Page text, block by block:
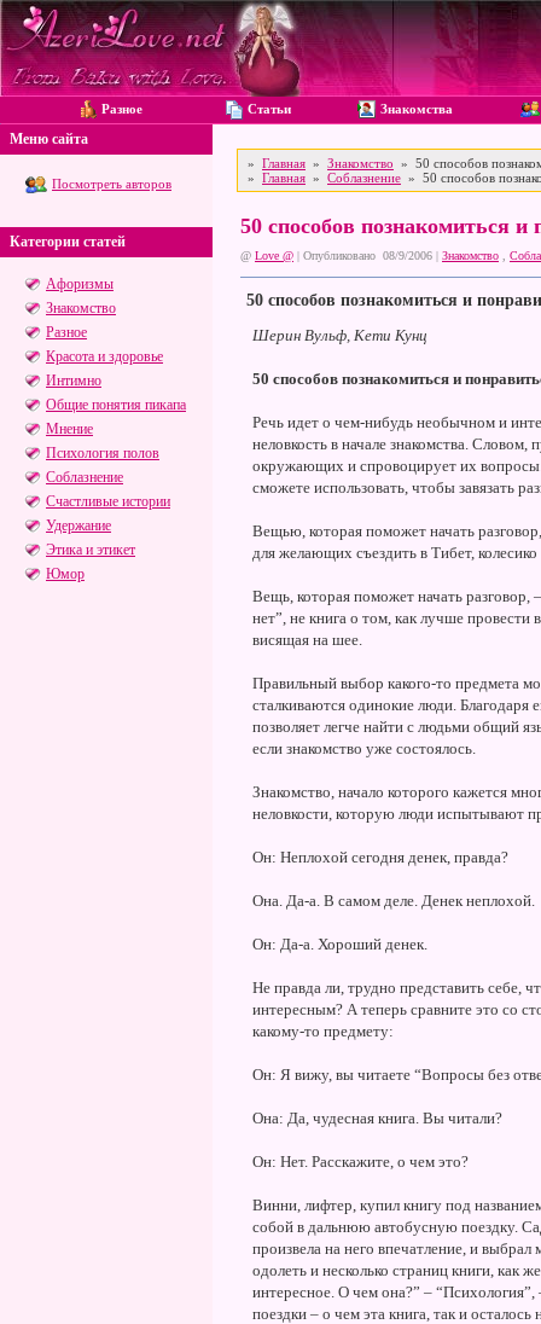
Разное Статьи Знакомства
Меню сайта
Посмотреть авторов
Категории статей
Афоризмы
Знакомство
Разное
Красота и здоровье
Интимно
Общие понятия пикапа
Мнение
Психология полов
Соблазнение
Счастливые истории
Удержание
Этика и этикет
Юмор
» Главная » Знакомство » 50 способов
» Главная » Соблазнение » 50 способов
50 способов познакомиться и
@ Love @ | Опубликовано 08/9/2006 | Знакомство
50 способов познакомиться и
Шерин Вульф, Кети Кунц
50 способов познакомиться и
Речь идет о чем-нибудь необычном и
неловкость в начале знакомства. Словом,
окружающих и спровоцирует их
сможете использовать, чтобы завязать
Вещью, которая поможет начать
для желающих съездить в Тибет,
Вещь, которая поможет начать
нет”, не книга о том, как лучше
висящая на шее.
Правильный выбор какого-то предмета
сталкиваются одинокие люди. Благодаря
позволяет легче найти с людьми общий
если знакомство уже состоялось.
Знакомство, начало которого кажется
неловкости, которую люди испытывают
Он: Неплохой сегодня денек, правда?
Она. Да-а. В самом деле. Денек неплохой.
Он: Да-а. Хороший денек.
Не правда ли, трудно представить себе,
интересным? А теперь сравните это со
какому-то предмету:
Он: Я вижу, вы читаете “Вопросы без
Она: Да, чудесная книга. Вы читали?
Он: Нет. Расскажите, о чем это?
Винни, лифтер, купил книгу под
собой в дальнюю автобусную поездку.
произвела на него впечатление, и
одолеть и несколько страниц книги, как
интересное. О чем она?” –
поездки – о чем эта книга, так и